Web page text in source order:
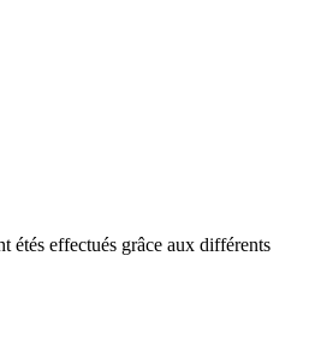
étés effectués grâce aux différents